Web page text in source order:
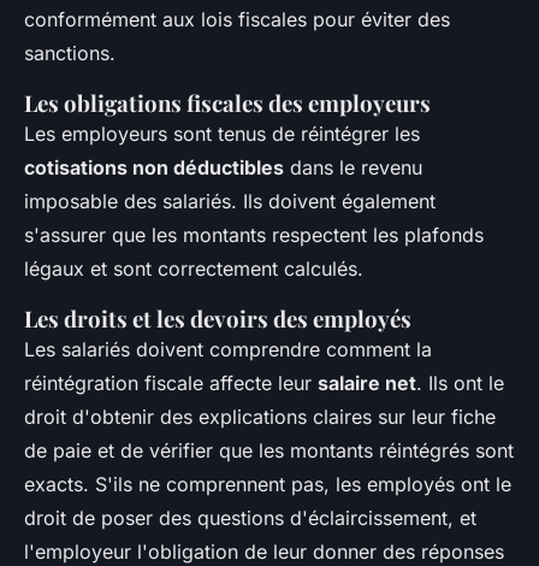
conformément aux lois fiscales pour éviter des
sanctions.
Les obligations fiscales des employeurs
Les employeurs sont tenus de réintégrer les
cotisations non déductibles dans le revenu
imposable des salariés. Ils doivent également
s'assurer que les montants respectent les plafonds
légaux et sont correctement calculés.
Les droits et les devoirs des employés
Les salariés doivent comprendre comment la
réintégration fiscale affecte leur salaire net. Ils ont le
droit d'obtenir des explications claires sur leur fiche
de paie et de vérifier que les montants réintégrés sont
exacts. S'ils ne comprennent pas, les employés ont le
droit de poser des questions d'éclaircissement, et
l'employeur l'obligation de leur donner des réponses